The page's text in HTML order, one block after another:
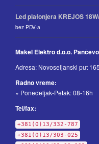
Led plafonjera KREJOS
bez PDV-a
Makel Elektro d.o.o.
Adresa: Novoseljanski put
Radno vreme:
» Ponedeljak-Petak: 08-16h
Tel/fax:
+381(0)13/332-787
+381(0)13/303-025